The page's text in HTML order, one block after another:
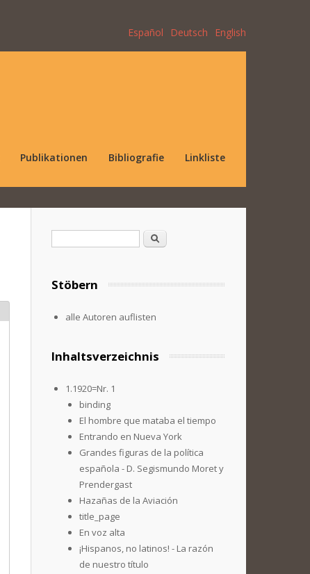
Español Deutsch English
Publikationen Bibliografie Linkliste
Suche
Stöbern
alle Autoren auflisten
Inhaltsverzeichnis
1.1920=Nr. 1
binding
El hombre que mataba el tiempo
Entrando en Nueva York
Grandes figuras de la política
española - D. Segismundo Moret y
Prendergast
Hazañas de la Aviación
title_page
En voz alta
¡Hispanos, no latinos! - La razón
de nuestro título